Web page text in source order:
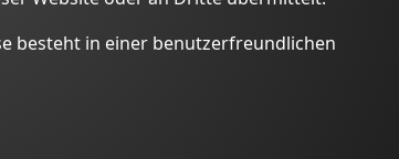
besteht in einer benutzerfreundlichen